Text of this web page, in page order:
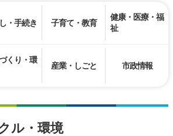
・手続き 子育て・教育
健康・医療・福
祉
くり・環
産業・しごと 市政情報
ル・環境